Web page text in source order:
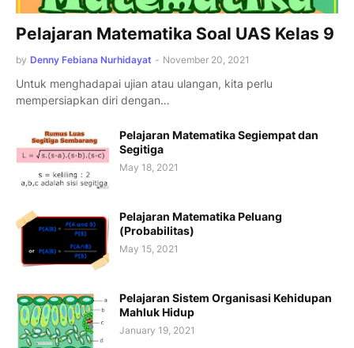
Pelajaran Matematika Soal UAS Kelas 9
by Denny Febiana Nurhidayat - November 20, 2021
Untuk menghadapai ujian atau ulangan, kita perlu
mempersiapkan diri dengan…
Pelajaran Matematika Segiempat dan
Segitiga
May 18, 2021
Pelajaran Matematika Peluang
(Probabilitas)
May 15, 2021
Pelajaran Sistem Organisasi Kehidupan
Mahluk Hidup
January 19, 2021